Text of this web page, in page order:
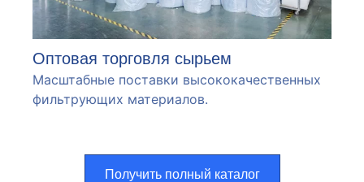
Оптовая торговля сырьем
Масштабные поставки высококачественных
фильтрующих материалов.
Получить полный каталог